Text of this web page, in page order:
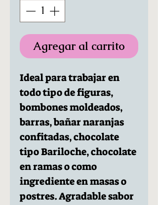
Agregar al carrito
Ideal para trabajar en
todo tipo de figuras,
bombones moldeados,
barras, bañar naranjas
confitadas, chocolate
tipo Bariloche, chocolate
en ramas o como
ingrediente en masas o
postres. Agradable sabor